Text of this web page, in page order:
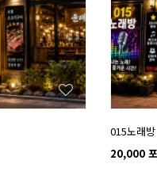
015노래방
20,000